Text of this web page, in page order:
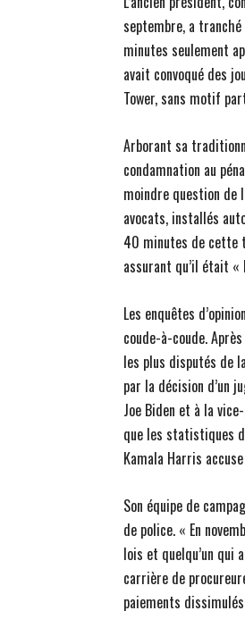
septembre, a tranché
minutes seulement
avait convoqué des
Tower, sans motif
Arborant sa
condamnation au
moindre question de
avocats, installés
40 minutes de cette
assurant qu’il était
Les enquêtes
coude-à-coude.
les plus disputés de
par la décision d’un
Joe Biden et à la
que les statistiques
Kamala Harris
Son équipe de
de police. « En
lois et quelqu’un qui
carrière de
paiements